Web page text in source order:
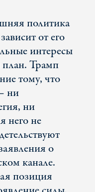
политика
от его
интересы
план. Трамп
тому, что
ни
ни
него не
о
канале.
позиция